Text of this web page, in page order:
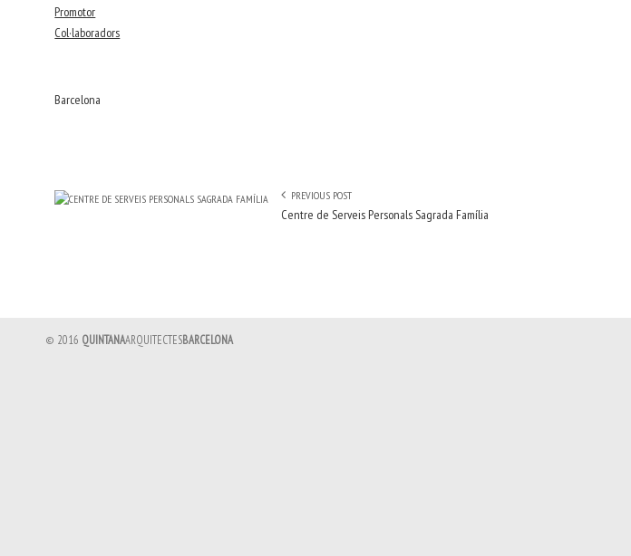
Promotor
Col·laboradors
Barcelona
PREVIOUS POST
Centre de Serveis Personals Sagrada Família
© 2016 QUINTANAARQUITECTESBARCELONA